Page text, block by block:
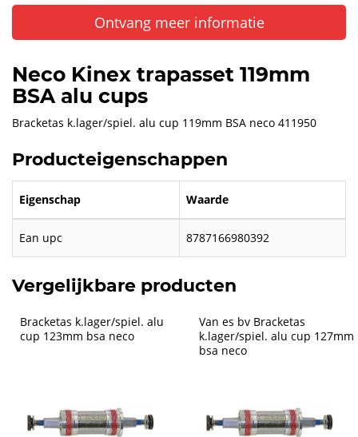
Ontvang meer informatie
Neco Kinex trapasset 119mm
BSA alu cups
Bracketas k.lager/spiel. alu cup 119mm BSA neco 411950
Producteigenschappen
Eigenschap Waarde
Ean upc 8787166980392
Vergelijkbare producten
Bracketas k.lager/spiel. alu
cup 123mm bsa neco
Van es bv Bracketas
k.lager/spiel. alu cup 127mm
bsa neco